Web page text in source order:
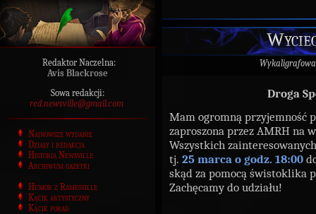
Redaktor Naczelna:
Avis Blackrose
Sowa redakcji:
red.newsville@gmail.com
Najnowsze wydanie
Działy i redakcja
Historia Newsville
Archiwum gazetki
Humor z Ramesville
Kącik artystyczny
Kącik porad
Droga
Mam ogromną przyjemność
zaproszona przez AMRH na
Wszystkich
tj. 25 marca o godz. 18:00
skąd za pomocą świstoklika
Zachęcamy do udziału!